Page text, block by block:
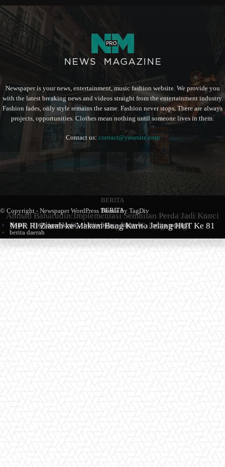
BERITA
Aliansi 212 Blitar Raya Siapkan Aksi, Kecewa Bupati dan
Ketua Dewan
BERITA
Ahmad Baharudin:Implementasi Sembilan Perda Jadi Kunci
Keberhasilan Pembangunan Tulungagung
BERITA
MPR RI Ziarah ke Makam Bung Karno Jelang HUT Ke 81
Newspaper is your news, entertainment, music fashion website. We provide you
with the latest breaking news and videos straight from the entertainment industry.
Fashion fades, only style remains the same. Fashion never stops. There are always
projects, opportunities. Clothes mean nothing until someone lives in them.
Contact us: contact@yoursite.com
© Copyright - Newspaper WordPress Theme by TagDiv
Home
lowongan kerja berita bola lifestyle
berita motogp
berita daerah